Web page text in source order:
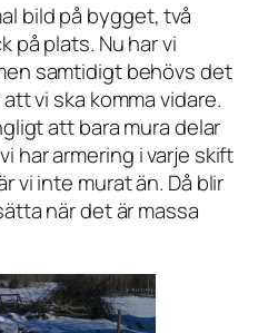
bild på bygget, två
på plats. Nu har vi
samtidigt behövs det
vi ska komma vidare.
att bara mura delar
har armering i varje skift
vi inte murat än. Då blir
när det är massa